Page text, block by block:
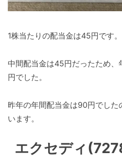
1株当たりの配当金は45円です。
中間配当金は45円だったため、
円でした。
昨年の年間配当金は90円でした
います。
エクセディ